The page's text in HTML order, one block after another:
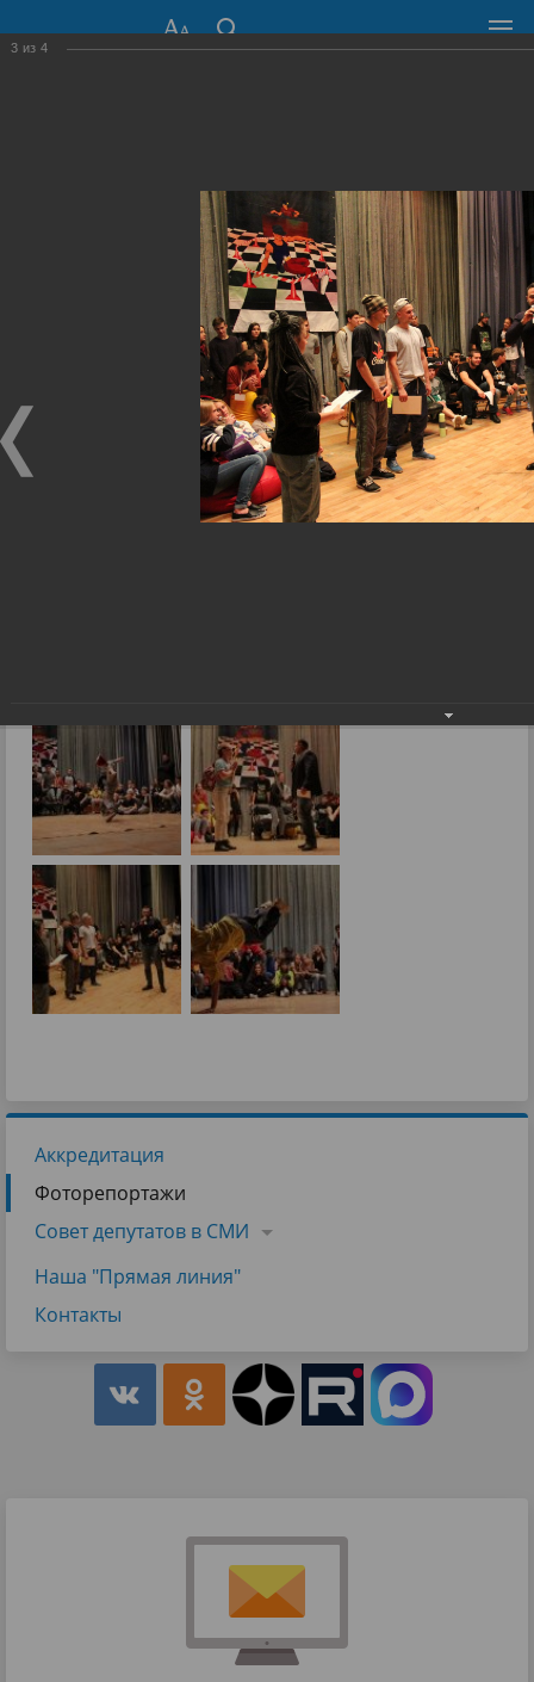
630099, г. Новосибирск, Красный проспект, 34
Общественная приемная
Фоторепортажи › В ногу со временем
Аккредитация
Фоторепортажи
Совет депутатов в СМИ
Наша "Прямая линия"
Контакты
3 из 4